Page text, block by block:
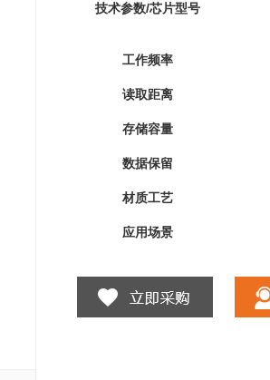
技术参数/芯片型号
工作频率
读取距离
存储容量
数据保留
材质工艺
应用场景